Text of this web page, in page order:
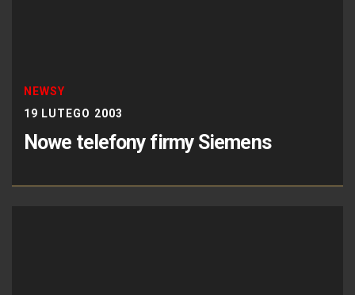
NEWSY
19 LUTEGO 2003
Nowe telefony firmy Siemens